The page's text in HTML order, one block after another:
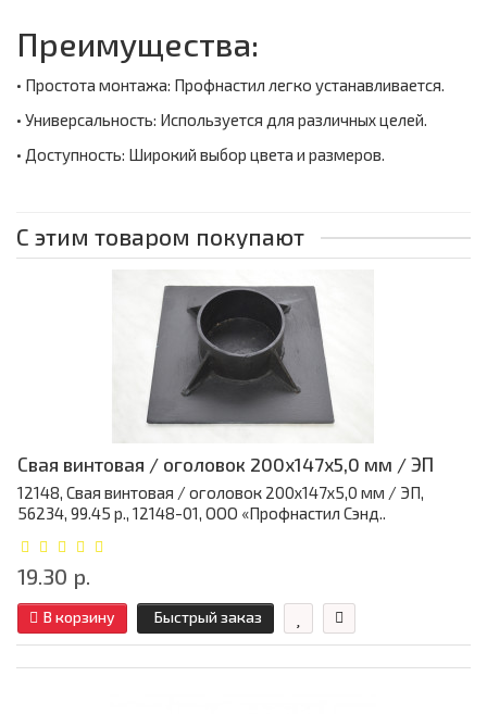
Преимущества:
• Простота монтажа: Профнастил легко устанавливается.
• Универсальность: Используется для различных целей.
• Доступность: Широкий выбор цвета и размеров.
С этим товаром покупают
Свая винтовая / оголовок 200x147x5,0 мм / ЭП
12148, Свая винтовая / оголовок 200x147x5,0 мм / ЭП,
56234, 99.45 р., 12148-01, ООО «Профнастил Сэнд..
19.30 р.
В корзину Быстрый заказ